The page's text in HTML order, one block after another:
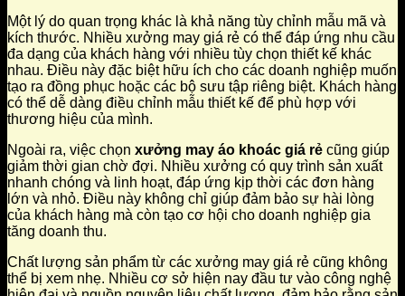
Một lý do quan trọng khác là khả năng tùy chỉnh mẫu mã và
kích thước. Nhiều xưởng may giá rẻ có thể đáp ứng nhu cầu
đa dạng của khách hàng với nhiều tùy chọn thiết kế khác
nhau. Điều này đặc biệt hữu ích cho các doanh nghiệp muốn
tạo ra đồng phục hoặc các bộ sưu tập riêng biệt. Khách hàng
có thể dễ dàng điều chỉnh mẫu thiết kế để phù hợp với
thương hiệu của mình.
Ngoài ra, việc chọn xưởng may áo khoác giá rẻ cũng giúp
giảm thời gian chờ đợi. Nhiều xưởng có quy trình sản xuất
nhanh chóng và linh hoạt, đáp ứng kịp thời các đơn hàng
lớn và nhỏ. Điều này không chỉ giúp đảm bảo sự hài lòng
của khách hàng mà còn tạo cơ hội cho doanh nghiệp gia
tăng doanh thu.
Chất lượng sản phẩm từ các xưởng may giá rẻ cũng không
thể bị xem nhẹ. Nhiều cơ sở hiện nay đầu tư vào công nghệ